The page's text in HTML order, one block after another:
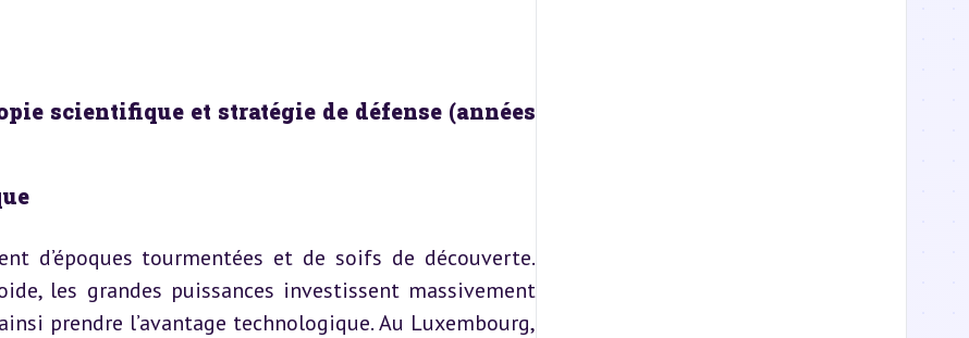
scientifique et stratégie de défense (années
d’époques tourmentées et de soifs de découverte.
les grandes puissances investissent massivement
prendre l’avantage technologique. Au Luxembourg,